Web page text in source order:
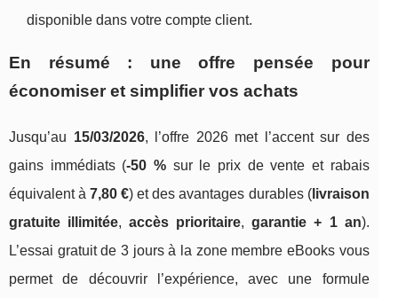
disponible dans votre compte client.
En résumé : une offre pensée pour
économiser et simplifier vos achats
Jusqu’au 15/03/2026, l’offre 2026 met l’accent sur des
gains immédiats (-50 % sur le prix de vente et rabais
équivalent à7,80 €) et des avantages durables (livraison
gratuite illimitée,accès prioritaire,garantie + 1 an).
L’essai gratuit de 3 jours à la zone membre eBooks vous
permet de découvrir l’expérience, avec une formule